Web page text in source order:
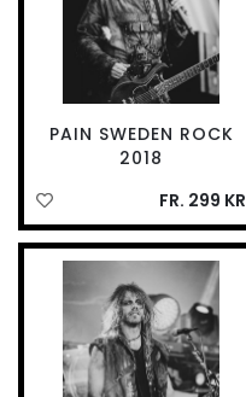
PAIN SWEDEN ROCK
2018
FR. 299 KR